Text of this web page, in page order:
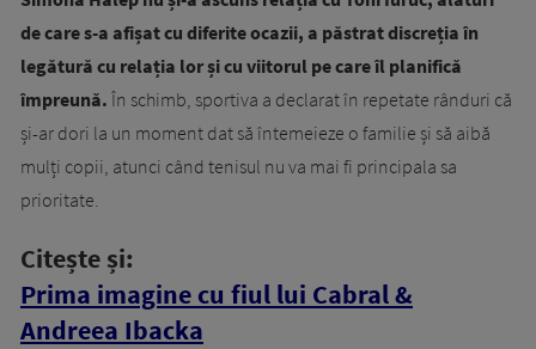
de care s-a afișat cu diferite ocazii, a păstrat discreția în
legătură cu relația lor și cu viitorul pe care îl planifică
împreună. În schimb, sportiva a declarat în repetate rânduri că
și-ar dori la un moment dat să întemeieze o familie și să aibă
mulți copii, atunci când tenisul nu va mai fi principala sa
prioritate.
Citește și:
Prima imagine cu fiul lui Cabral &
Andreea Ibacka